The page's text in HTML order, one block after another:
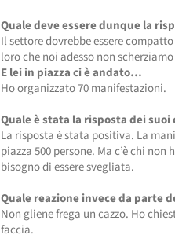
Quale deve essere dunque la
Il settore dovrebbe essere
loro che noi adesso non
E lei in piazza ci è andato…
Ho organizzato 70 manifestazioni.
Quale è stata la risposta dei suoi
La risposta è stata positiva. La
piazza 500 persone. Ma c’è chi
bisogno di essere svegliata.
Quale reazione invece da parte
Non gliene frega un cazzo. Ho
faccia.